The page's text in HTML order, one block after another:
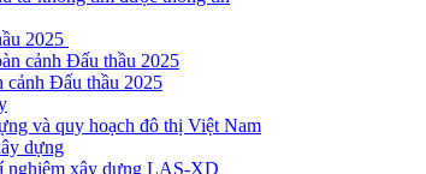
2025
cảnh Đấu thầu 2025
cảnh Đấu thầu 2025
và quy hoạch đô thị Việt Nam
dựng
nghiệm xây dựng LAS-XD